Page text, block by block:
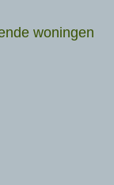
woningen